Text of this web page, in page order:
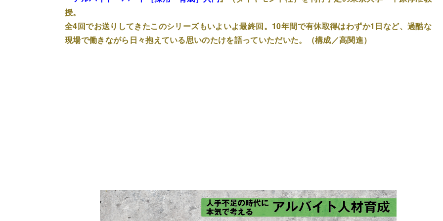
授。
全4回でお送りしてきたこのシリーズもいよいよ最終回。10年間で有休取得はわずか1日など、過酷な
現場で働きながら日々抱えている思いのたけを語っていただいた。（構成／高関進）